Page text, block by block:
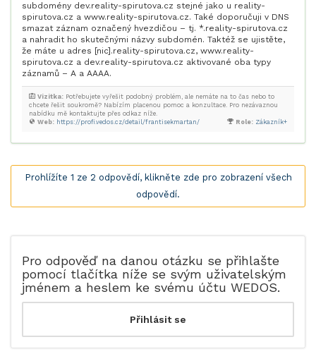
subdomény dev.reality-spirutova.cz stejné jako u reality-
spirutova.cz a www.reality-spirutova.cz. Také doporučuji v DNS
smazat záznam označený hvezdičou – tj. *.reality-spirutova.cz
a nahradit ho skutečnými názvy subdomén. Taktéž se ujistěte,
že máte u adres [nic].reality-spirutova.cz, www.reality-
spirutova.cz a dev.reality-spirutova.cz aktivované oba typy
záznamů – A a AAAA.
Role: Zákazník+
Web: https://profi.vedos.cz/detail/frantisekmartan/
Vizitka: Potřebujete vyřešit podobný problém, ale nemáte na to čas nebo to
chcete řešit soukromě? Nabízím placenou pomoc a konzultace. Pro nezávaznou
nabídku mě kontaktujte přes odkaz níže.
Prohlížíte 1 ze 2 odpovědí, klikněte zde pro zobrazení všech
odpovědí.
Pro odpověď na danou otázku se přihlašte
pomocí tlačítka níže se svým uživatelským
jménem a heslem ke svému účtu WEDOS.